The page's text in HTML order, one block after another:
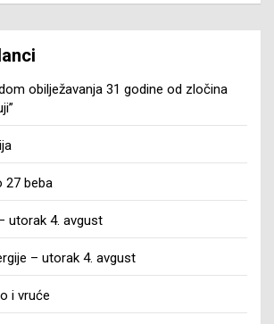
obilježavanja 31 godine od zločina
27 beba
utorak 4. avgust
– utorak 4. avgust
i vruće